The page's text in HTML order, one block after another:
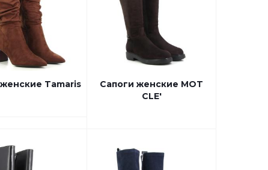
Tamaris
Сапоги женские MOT
CLE'